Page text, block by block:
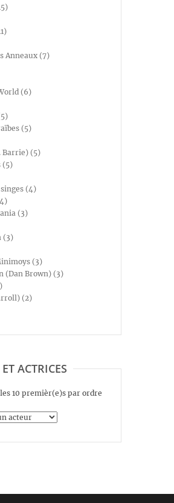
Anneaux (7)
(6)
(5)
Barrie) (5)
(5)
(4)
(3)
(3)
(3)
(Dan Brown) (3)
(2)
ACTRICES
10 premièr(e)s par ordre